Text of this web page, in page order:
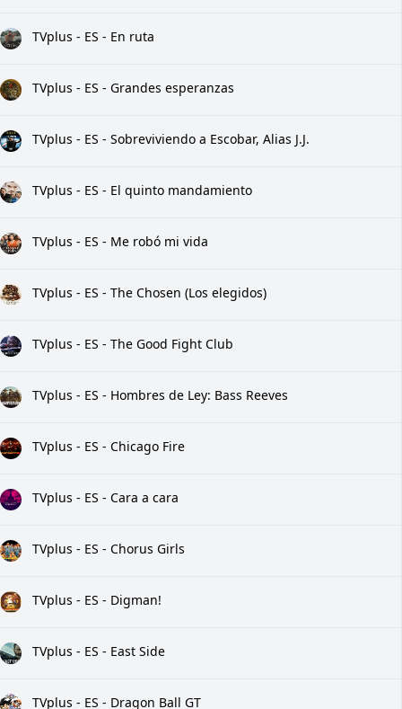
TVplus - ES - En ruta
TVplus - ES - Grandes esperanzas
TVplus - ES - Sobreviviendo a Escobar, Alias J.J.
TVplus - ES - El quinto mandamiento
TVplus - ES - Me robó mi vida
TVplus - ES - The Chosen (Los elegidos)
TVplus - ES - The Good Fight Club
TVplus - ES - Hombres de Ley: Bass Reeves
TVplus - ES - Chicago Fire
TVplus - ES - Cara a cara
TVplus - ES - Chorus Girls
TVplus - ES - Digman!
TVplus - ES - East Side
TVplus - ES - Dragon Ball GT